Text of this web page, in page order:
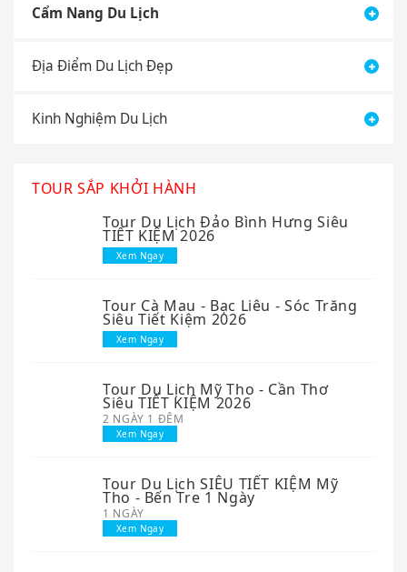
Cẩm Nang Du Lịch
Địa Điểm Du Lịch Đẹp
Kinh Nghiệm Du Lịch
TOUR SẮP KHỞI HÀNH
Tour Du Lịch Đảo Bình Hưng Siêu
TIẾT KIỆM 2026
Xem Ngay
Tour Cà Mau - Bạc Liêu - Sóc Trăng
Siêu Tiết Kiệm 2026
Xem Ngay
Tour Du Lịch Mỹ Tho - Cần Thơ
Siêu TIẾT KIỆM 2026
2 NGÀY 1 ĐÊM
Xem Ngay
Tour Du Lịch SIÊU TIẾT KIỆM Mỹ
Tho - Bến Tre 1 Ngày
1 NGÀY
Xem Ngay